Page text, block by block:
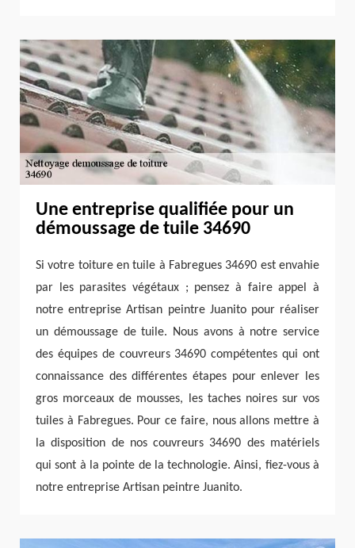
Une entreprise qualifiée pour un
démoussage de tuile 34690
Si votre toiture en tuile à Fabregues 34690 est envahie
par les parasites végétaux ; pensez à faire appel à
notre entreprise Artisan peintre Juanito pour réaliser
un démoussage de tuile. Nous avons à notre service
des équipes de couvreurs 34690 compétentes qui ont
connaissance des différentes étapes pour enlever les
gros morceaux de mousses, les taches noires sur vos
tuiles à Fabregues. Pour ce faire, nous allons mettre à
la disposition de nos couvreurs 34690 des matériels
qui sont à la pointe de la technologie. Ainsi, fiez-vous à
notre entreprise Artisan peintre Juanito.